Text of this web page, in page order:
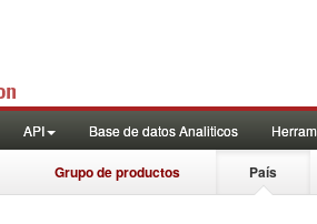
API Base de datos Analiticos
Grupo de productos País